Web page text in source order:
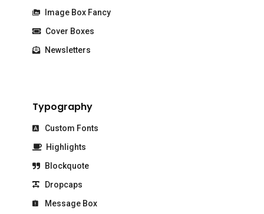
Image Box Fancy
Cover Boxes
Newsletters
Typography
Custom Fonts
Highlights
Blockquote
Dropcaps
Message Box